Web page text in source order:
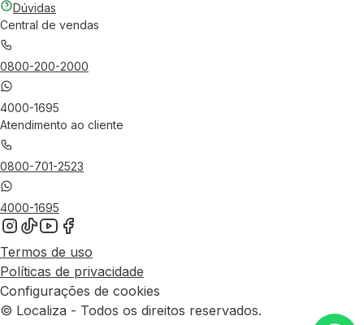
Dúvidas
Central de vendas
0800-200-2000
4000-1695
Atendimento ao cliente
0800-701-2523
4000-1695
Termos de uso
Políticas de privacidade
Configurações de cookies
© Localiza - Todos os direitos reservados.